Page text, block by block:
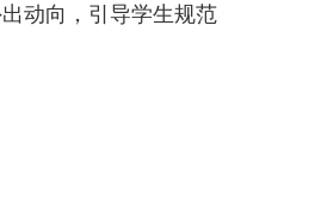
动向，引导学生规范